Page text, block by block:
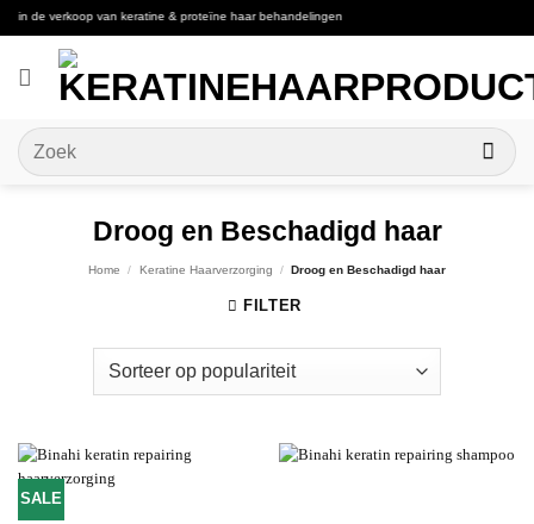
Ga
naar
verkoop van keratine & proteïne haar behandelingen
Zoeken
naar:
Droog en Beschadigd haar
Home / Keratine Haarverzorging / Droog en Beschadigd haar
FILTER
SALE